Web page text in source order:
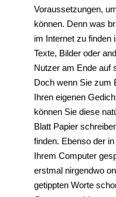
Voraussetzungen,
können. Denn was
im Internet zu finden
Texte, Bilder oder
Nutzer am Ende auf
Doch wenn Sie zum
Ihren eigenen
können Sie diese
Blatt Papier
finden. Ebenso der
Ihrem Computer
erstmal nirgendwo
getippten Worte